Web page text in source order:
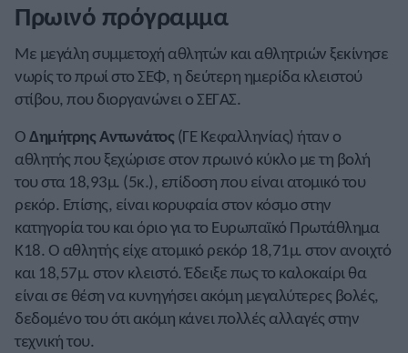
Πρωινό πρόγραμμα
Με μεγάλη συμμετοχή αθλητών και αθλητριών ξεκίνησε
νωρίς το πρωί στο ΣΕΦ, η δεύτερη ημερίδα κλειστού
στίβου, που διοργανώνει ο ΣΕΓΑΣ.
ΟΔημήτρης Αντωνάτος(ΓΕ Κεφαλληνίας) ήταν ο
αθλητής που ξεχώρισε στον πρωινό κύκλο με τη βολή
του στα 18,93μ. (5κ.), επίδοση που είναι ατομικό του
ρεκόρ. Επίσης, είναι κορυφαία στον κόσμο στην
κατηγορία του και όριο για το Ευρωπαϊκό Πρωτάθλημα
Κ18. Ο αθλητής είχε ατομικό ρεκόρ 18,71μ. στον ανοιχτό
και 18,57μ. στον κλειστό. Έδειξε πως το καλοκαίρι θα
είναι σε θέση να κυνηγήσει ακόμη μεγαλύτερες βολές,
δεδομένο του ότι ακόμη κάνει πολλές αλλαγές στην
τεχνική του.